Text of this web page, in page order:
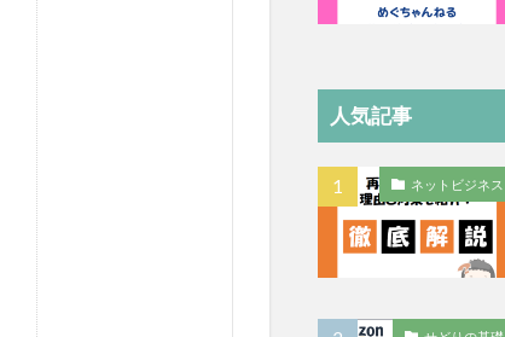
人気記事
ネットビジネス